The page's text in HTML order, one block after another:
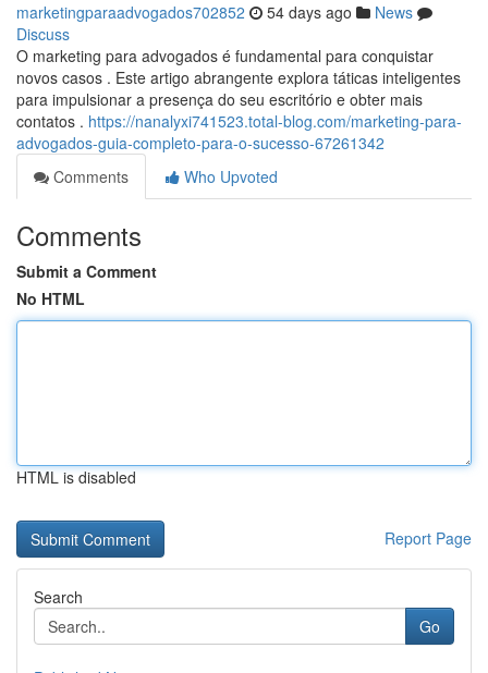
marketingparaadvogados702852 54 days ago
News
Discuss
O marketing para advogados é fundamental para conquistar
novos casos . Este artigo abrangente explora táticas inteligentes
para impulsionar a presença do seu escritório e obter mais
contatos . https://nanalyxi741523.total-blog.com/marketing-para-
advogados-guia-completo-para-o-sucesso-67261342
Comments
Who Upvoted
Comments
Submit a Comment
No HTML
HTML is disabled
Report Page
Search
Go